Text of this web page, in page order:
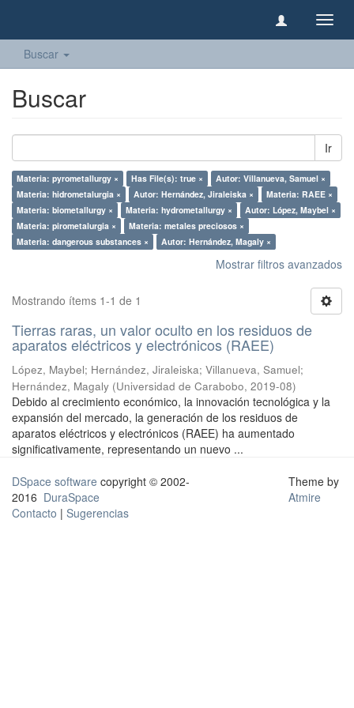
Buscar
Buscar
Ir
Materia: pyrometallurgy × Has File(s): true ×
Autor: Villanueva, Samuel ×
Materia: hidrometalurgia ×
Autor: Hernández, Jiraleiska ×
Materia: RAEE ×
Materia: biometallurgy ×
Materia: hydrometallurgy ×
Autor: López, Maybel ×
Materia: pirometalurgia ×
Materia: metales preciosos ×
Materia: dangerous substances ×
Autor: Hernández, Magaly ×
Mostrar filtros avanzados
Mostrando ítems 1-1 de 1
Tierras raras, un valor oculto en los residuos de
aparatos eléctricos y electrónicos (RAEE)
López, Maybel; Hernández, Jiraleiska; Villanueva, Samuel;
Hernández, Magaly (Universidad de Carabobo, 2019-08)
Debido al crecimiento económico, la innovación tecnológica y la
expansión del mercado, la generación de los residuos de
aparatos eléctricos y electrónicos (RAEE) ha aumentado
significativamente, representando un nuevo ...
DSpace software copyright © 2002-
2016 DuraSpace
Contacto | Sugerencias
Theme by
Atmire